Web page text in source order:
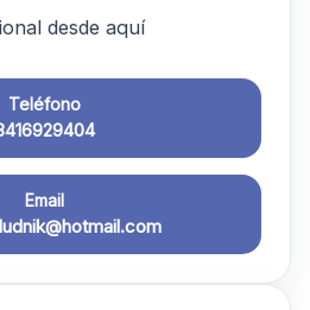
desde aquí
Teléfono
Email